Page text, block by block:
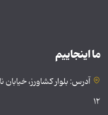
ما اینجاییم
آدرس: بلوار کشاورز،
۱۲